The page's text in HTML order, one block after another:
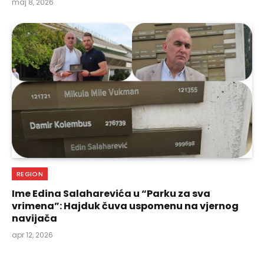
REGION
Ime Edina Salaharevića u “Parku za sva
vrimena”: Hajduk čuva uspomenu na vjernog
navijača
apr 12, 2026